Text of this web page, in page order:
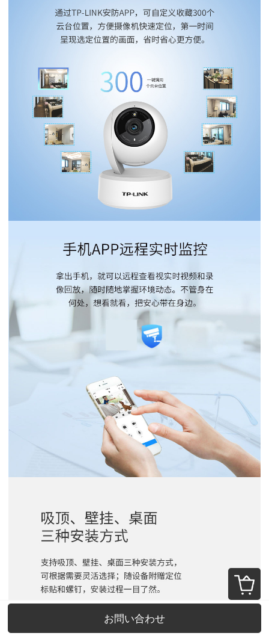
お問い合わせ